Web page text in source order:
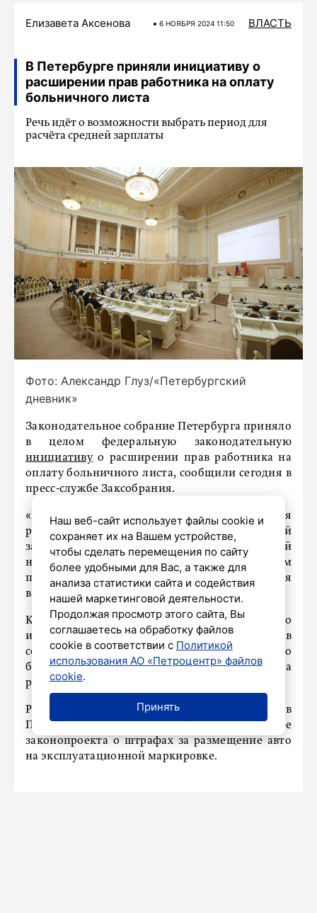
Елизавета Аксенова 6 НОЯБРЯ 2024 11:50 ВЛАСТЬ
В Петербурге приняли инициативу о
расширении прав работника на оплату
больничного листа
Речь идёт о возможности выбрать период для
расчёта средней зарплаты
Фото: Александр Глуз/«Петербургский
дневник»
Законодательное собрание Петербурга приняло
в целом федеральную законодательную
инициативуо расширении прав работника на
оплату больничного листа, сообщили сегодня в
пресс-службе Заксобрания.
«Речь идёт о возможности выбрать период для
расчёта средней зарплаты, от размера которой
зависит величина выплат по временной
нетрудоспособности, работникам, имеющим
перерыв в трудовой деятельности», – говорится
в сообщении.
Как отмечается, сегодня это доступно
исключительно людям, которые находились в
соответствующий период в отпуске по
беременности и родам или отпуске по уходу за
ребёнком.
Ранее «Петербургский дневник»
, что в
Петербурге завершилось второе чтение
законопроекта о штрафах за размещение авто
на эксплуатационной маркировке.
Наш веб-сайт использует файлы cookie и
сохраняет их на Вашем устройстве,
чтобы сделать перемещения по сайту
более удобными для Вас, а также для
анализа статистики сайта и содействия
нашей маркетинговой деятельности.
Продолжая просмотр этого сайта, Вы
соглашаетесь на обработку файлов
cookie в соответствии с Политикой
использования АО «Петроцентр» файлов
cookie.
Принять